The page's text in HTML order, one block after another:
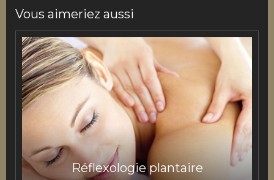
Vous aimeriez aussi
Réflexologie plantaire